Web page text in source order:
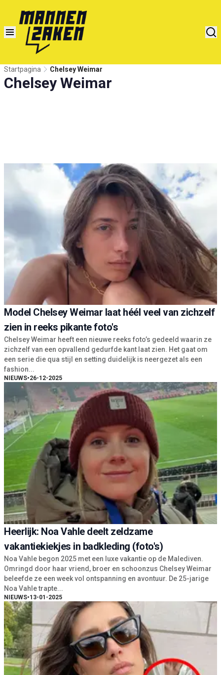
Startpagina Chelsey Weimar
Chelsey Weimar
Model Chelsey Weimar laat héél veel van zichzelf
zien in reeks pikante foto's
Chelsey Weimar heeft een nieuwe reeks foto’s gedeeld waarin ze
zichzelf van een opvallend gedurfde kant laat zien. Het gaat om
een serie die qua stijl en setting duidelijk is neergezet als een
fashion...
NIEUWS•26-12-2025
Heerlijk: Noa Vahle deelt zeldzame
vakantiekiekjes in badkleding (foto's)
Noa Vahle begon 2025 met een luxe vakantie op de Malediven.
Omringd door haar vriend, broer en schoonzus Chelsey Weimar
beleefde ze een week vol ontspanning en avontuur. De 25-jarige
Noa Vahle trapte...
NIEUWS•13-01-2025